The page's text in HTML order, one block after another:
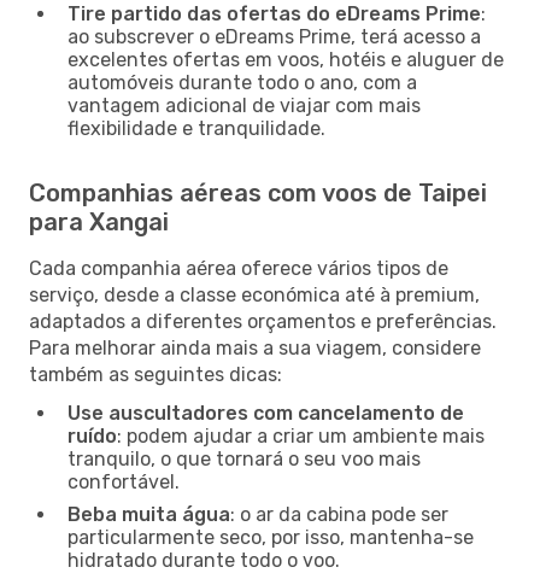
Tire partido das ofertas do eDreams Prime:
ao subscrever o eDreams Prime, terá acesso a
excelentes ofertas em voos, hotéis e aluguer de
automóveis durante todo o ano, com a
vantagem adicional de viajar com mais
flexibilidade e tranquilidade.
Companhias aéreas com voos de Taipei
para Xangai
Cada companhia aérea oferece vários tipos de
serviço, desde a classe económica até à premium,
adaptados a diferentes orçamentos e preferências.
Para melhorar ainda mais a sua viagem, considere
também as seguintes dicas:
Use auscultadores com cancelamento de
ruído: podem ajudar a criar um ambiente mais
tranquilo, o que tornará o seu voo mais
confortável.
Beba muita água: o ar da cabina pode ser
particularmente seco, por isso, mantenha-se
hidratado durante todo o voo.